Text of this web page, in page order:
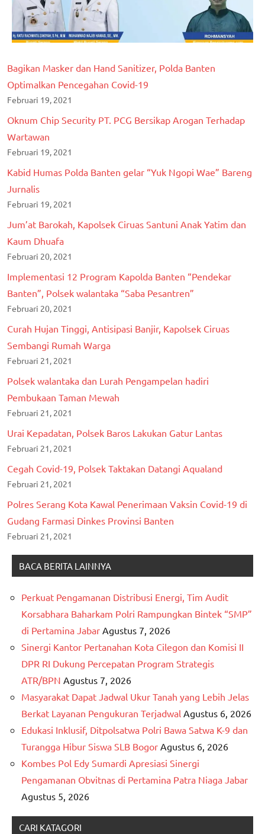
Bagikan Masker dan Hand Sanitizer, Polda Banten
Optimalkan Pencegahan Covid-19
Februari 19, 2021
Oknum Chip Security PT. PCG Bersikap Arogan Terhadap
Wartawan
Februari 19, 2021
Kabid Humas Polda Banten gelar “Yuk Ngopi Wae” Bareng
Jurnalis
Februari 19, 2021
Jum’at Barokah, Kapolsek Ciruas Santuni Anak Yatim dan
Kaum Dhuafa
Februari 20, 2021
Implementasi 12 Program Kapolda Banten “Pendekar
Banten”, Polsek walantaka “Saba Pesantren”
Februari 20, 2021
Curah Hujan Tinggi, Antisipasi Banjir, Kapolsek Ciruas
Sembangi Rumah Warga
Februari 21, 2021
Polsek walantaka dan Lurah Pengampelan hadiri
Pembukaan Taman Mewah
Februari 21, 2021
Urai Kepadatan, Polsek Baros Lakukan Gatur Lantas
Februari 21, 2021
Cegah Covid-19, Polsek Taktakan Datangi Aqualand
Februari 21, 2021
Polres Serang Kota Kawal Penerimaan Vaksin Covid-19 di
Gudang Farmasi Dinkes Provinsi Banten
Februari 21, 2021
BACA BERITA LAINNYA
Perkuat Pengamanan Distribusi Energi, Tim Audit
Korsabhara Baharkam Polri Rampungkan Bintek “SMP”
di Pertamina Jabar Agustus 7, 2026
Sinergi Kantor Pertanahan Kota Cilegon dan Komisi II
DPR RI Dukung Percepatan Program Strategis
ATR/BPN Agustus 7, 2026
Masyarakat Dapat Jadwal Ukur Tanah yang Lebih Jelas
Berkat Layanan Pengukuran Terjadwal Agustus 6, 2026
Edukasi Inklusif, Ditpolsatwa Polri Bawa Satwa K-9 dan
Turangga Hibur Siswa SLB Bogor Agustus 6, 2026
Kombes Pol Edy Sumardi Apresiasi Sinergi
Pengamanan Obvitnas di Pertamina Patra Niaga Jabar
Agustus 5, 2026
CARI KATAGORI